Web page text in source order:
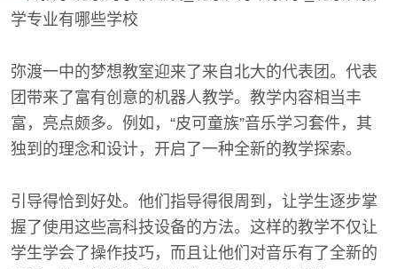
弥渡一中的梦想教室迎来了来自北大的代表团。代表
团带来了富有创意的机器人教学。教学内容相当丰
富，亮点颇多。例如，“皮可童族”音乐学习套件，其
独到的理念和设计，开启了一种全新的教学探索。
引导得恰到好处。他们指导得很周到，让学生逐步掌
握了使用这些高科技设备的方法。这样的教学不仅让
学生学会了操作技巧，而且让他们对音乐有了全新的